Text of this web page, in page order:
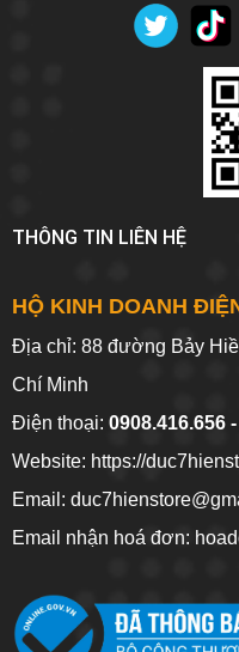
THÔNG TIN LIÊN HỆ
HỘ KINH DOANH
Địa chỉ: 88 đường Bảy
Chí Minh
Điện thoại: 0908.416.656
Website: https://
Email:
Email nhận hoá đơn: